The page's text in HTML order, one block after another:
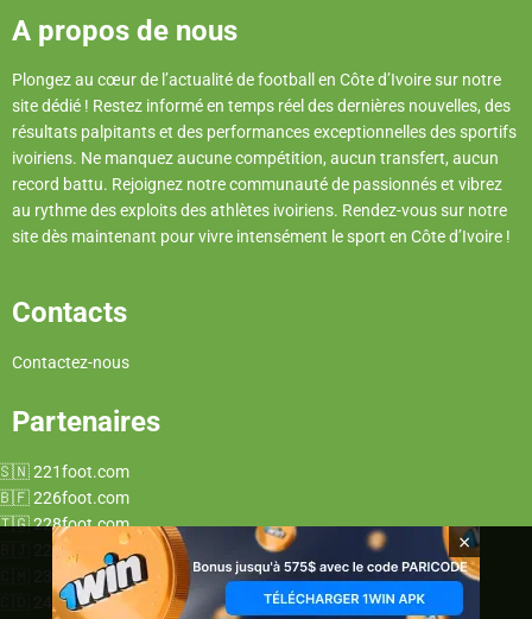
A propos de nous
Plongez au cœur de l’actualité de football en Côte d’Ivoire sur notre
site dédié ! Restez informé en temps réel des dernières nouvelles, des
résultats palpitants et des performances exceptionnelles des sportifs
ivoiriens. Ne manquez aucune compétition, aucun transfert, aucun
record battu. Rejoignez notre communauté de passionnés et vibrez
au rythme des exploits des athlètes ivoiriens. Rendez-vous sur notre
site dès maintenant pour vivre intensément le sport en Côte d’Ivoire !
Contacts
Contactez-nous
Partenaires
221foot.com
226foot.com
228foot.com
229foot.com
237foot.com
243foot.com
×